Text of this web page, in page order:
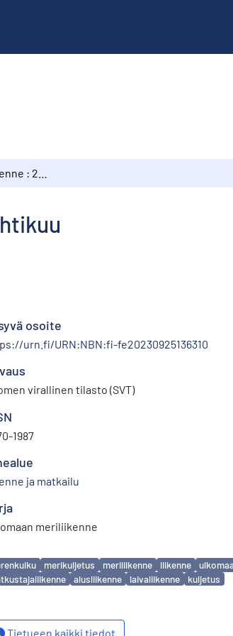
osoite
urn.fi/URN:NBN:fi-fe20230925136310
virallinen tilasto (SVT)
1987
ja matkailu
meriliikenne
merikuljetus meriliikenne liikenne
alusliikenne laivaliikenne kuljetus
Tietueen kaikki tiedot